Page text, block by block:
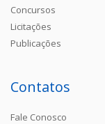
Concursos
Licitações
Publicações
Contatos
Fale Conosco